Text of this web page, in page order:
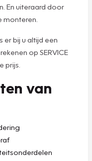
En uiteraard door
bij u altijd een
op SERVICE
prijs.
van